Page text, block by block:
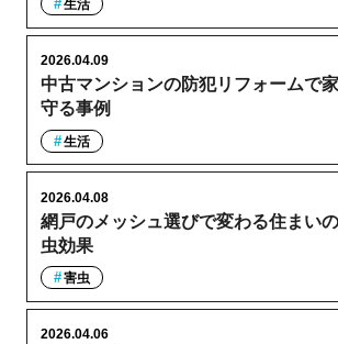
生活
中古マンションの防犯リフォームで
守る事例
2026.04.09
生活
網戸のメッシュ選びで変わる住まい
虫効果
2026.04.08
害虫
2026.04.06